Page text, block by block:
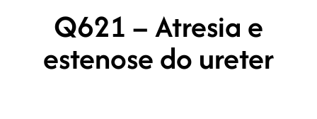
Q621 – Atresia e
estenose do ureter